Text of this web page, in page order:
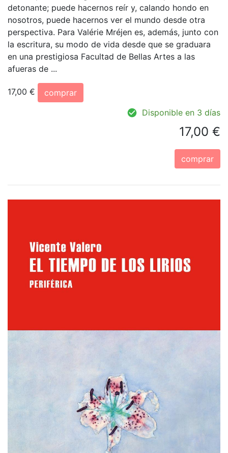
detonante; puede hacernos reír y, calando hondo en
nosotros, puede hacernos ver el mundo desde otra
perspectiva. Para Valérie Mréjen es, además, junto con
la escritura, su modo de vida desde que se graduara
en una prestigiosa Facultad de Bellas Artes a las
afueras de ...
17,00 €
comprar
Disponible en 3 días
17,00 €
comprar